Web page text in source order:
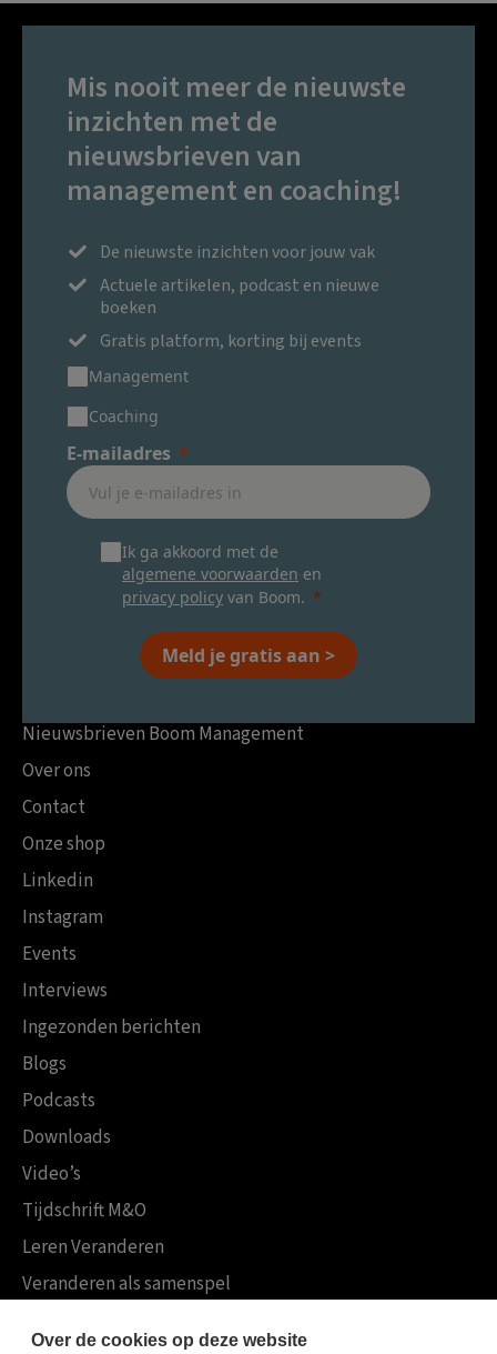
Mis nooit meer de nieuwste
inzichten met de
nieuwsbrieven van
management en coaching!
De nieuwste inzichten voor jouw vak
Actuele artikelen, podcast en nieuwe
boeken
Gratis platform, korting bij events
Management
Coaching
E-mailadres
Ik ga akkoord met de
algemene voorwaarden en
privacy policy van Boom.
Meld je gratis aan >
Nieuwsbrieven Boom Management
Over ons
Contact
Onze shop
Linkedin
Instagram
Events
Interviews
Ingezonden berichten
Blogs
Podcasts
Downloads
Video’s
Tijdschrift M&O
Leren Veranderen
Veranderen als samenspel
Over de cookies op deze website